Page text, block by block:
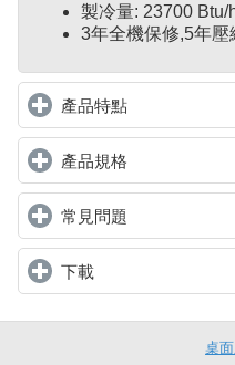
製冷量: 23700 Btu/
3年全機保修,5年壓
產品特點click to expand
產品規格
常見問題
下載click to expand
桌